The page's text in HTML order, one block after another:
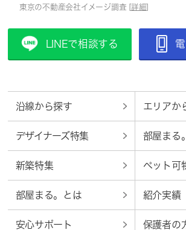
東京の不動産会社イメージ調査 [詳細]
LINEで相談する
沿線から探す エリアか
デザイナーズ特集 部屋まる
新築特集 ペット可
部屋まる。とは 紹介実績
安心サポート 保護者の